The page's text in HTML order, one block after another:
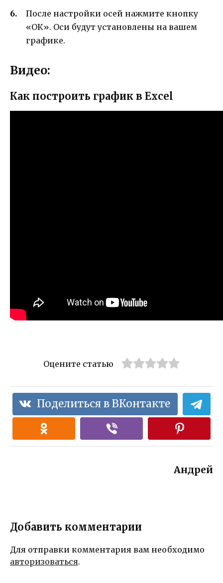
После настройки осей нажмите кнопку
«ОК». Оси будут установлены на вашем
графике.
Видео:
Как построить график в Excel
Оцените статью
Поделиться в ВКонтакте
Андрей
Добавить комментарии
Для отправки комментария вам необходимо
авторизоваться.